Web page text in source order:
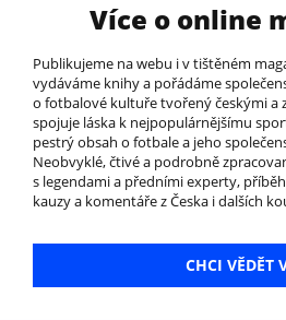
Více o online
Publikujeme na webu i v tištěném
vydáváme knihy a pořádáme
o fotbalové kultuře tvořený českými a
spojuje láska k nejpopulárnějšímu
pestrý obsah o fotbale a jeho
Neobvyklé, čtivé a podrobně
s legendami a předními experty,
kauzy a komentáře z Česka i dalších
CHCI VĚDĚT